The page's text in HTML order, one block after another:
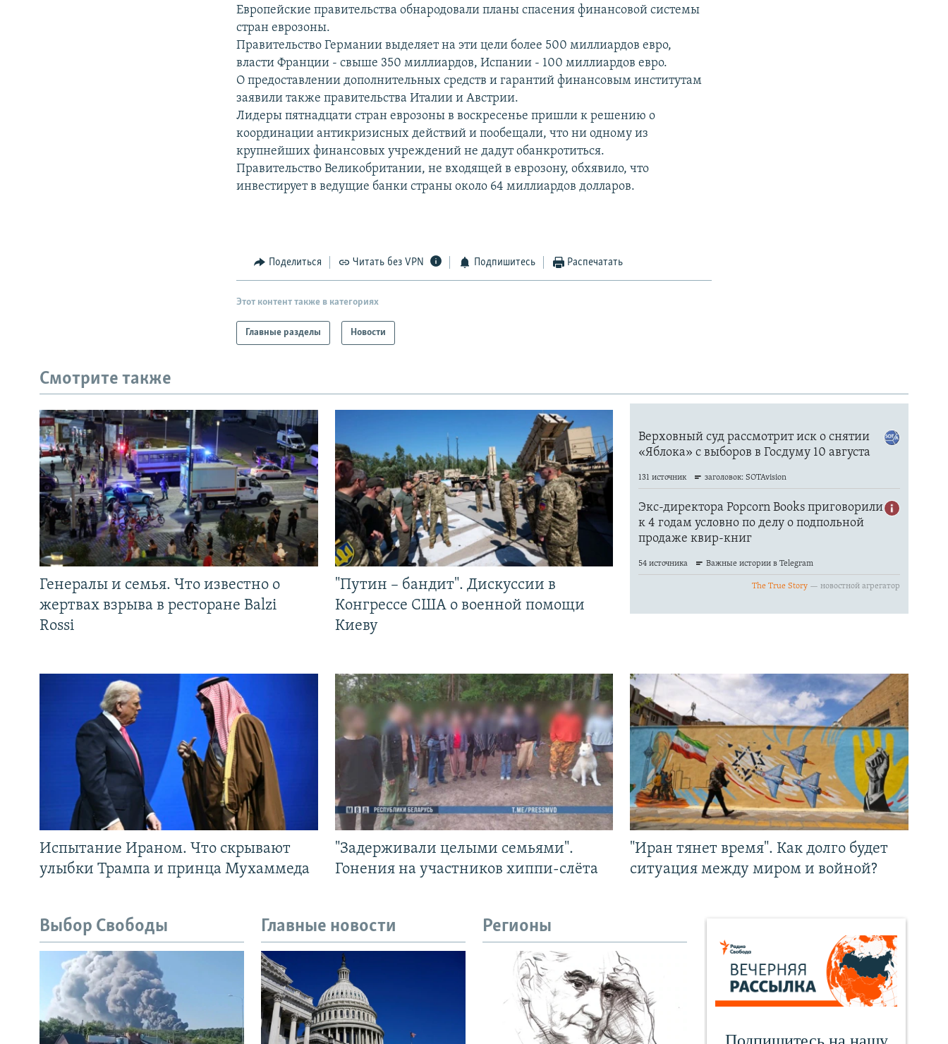
Европейские правительства обнародовали планы спасения финансовой системы
стран еврозоны.
Правительство Германии выделяет на эти цели более 500 миллиардов евро,
власти Франции - свыше 350 миллиардов, Испании - 100 миллиардов евро.
О предоставлении дополнительных средств и гарантий финансовым институтам
заявили также правительства Италии и Австрии.
Лидеры пятнадцати стран еврозоны в воскресенье пришли к решению о
координации антикризисных действий и пообещали, что ни одному из
крупнейших финансовых учреждений не дадут обанкротиться.
Правительство Великобритании, не входящей в еврозону, обхявило, что
инвестирует в ведущие банки страны около 64 миллиардов долларов.
Поделиться Читать без VPN Подпишитесь Распечатать
Этот контент также в категориях
Главные разделы Новости
Смотрите также
Генералы и семья. Что известно о
жертвах взрыва в ресторане Balzi
Rossi
"Путин – бандит". Дискуссии в
Конгрессе США о военной помощи
Киеву
Испытание Ираном. Что скрывают
улыбки Трампа и принца Мухаммеда
"Задерживали целыми семьями".
Гонения на участников хиппи-слёта
"Иран тянет время". Как долго будет
ситуация между миром и войной?
Выбор Свободы Главные новости Регионы